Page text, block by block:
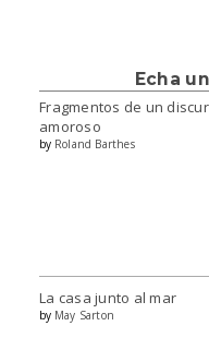
Echa
Fragmentos de un
amoroso
by Roland Barthes
La casa junto al mar
by May Sarton